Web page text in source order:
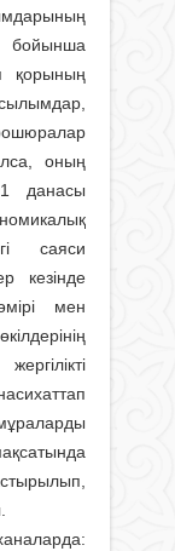
бой­ынша
қорының
оның
данасы
саяси
кезінде
мен